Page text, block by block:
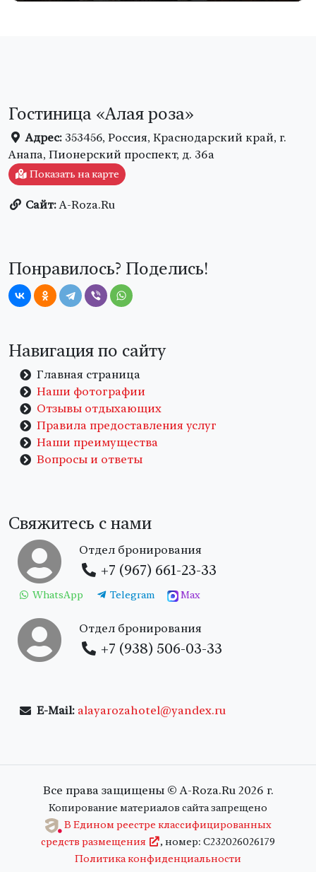
Гостиница «Алая роза»
Адрес: 353456, Россия, Краснодарский край, г.
Анапа, Пионерский проспект, д. 36а
Показать на карте
Сайт: A-Roza.Ru
Понравилось? Поделись!
Навигация по сайту
Главная страница
Наши фотографии
Отзывы отдыхающих
Правила предоставления услуг
Наши преимущества
Вопросы и ответы
Свяжитесь с нами
Отдел бронирования
+7 (967) 661-23-33
WhatsApp Telegram Max
Отдел бронирования
+7 (938) 506-03-33
E-Mail: alayarozahotel@yandex.ru
Все права защищены ©A-Roza.Ru2026 г.
Копирование материалов сайта запрещено
В Едином реестре классифицированных
средств размещения
, номер: С232026026179
Политика конфиденциальности